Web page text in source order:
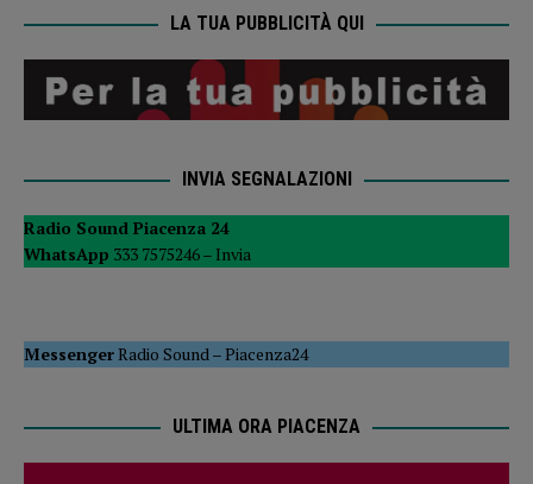
LA TUA PUBBLICITÀ QUI
INVIA SEGNALAZIONI
Radio Sound Piacenza 24
WhatsApp 333 7575246 – Invia
MessengerRadio Sound–Piacenza24
ULTIMA ORA PIACENZA